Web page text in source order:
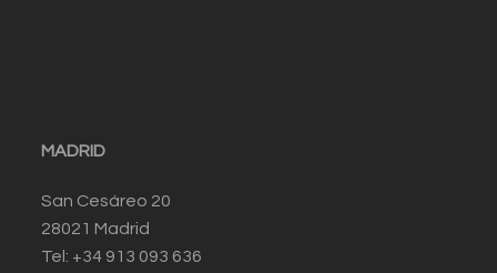
MADRID
San Cesáreo 20
28021 Madrid
Tel: +34 913 093 636